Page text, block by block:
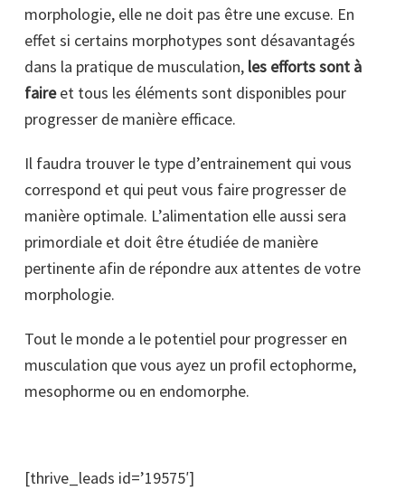
morphologie, elle ne doit pas être une excuse. En
effet si certains morphotypes sont désavantagés
dans la pratique de musculation, les efforts sont à
faireet tous les éléments sont disponibles pour
progresser de manière efficace.
Il faudra trouver le type d’entrainement qui vous
correspond et qui peut vous faire progresser de
manière optimale. L’alimentation elle aussi sera
primordiale et doit être étudiée de manière
pertinente afin de répondre aux attentes de votre
morphologie.
Tout le monde a le potentiel pour progresser en
musculation que vous ayez un profil ectophorme,
mesophorme ou en endomorphe.
[thrive_leads id=’19575′]